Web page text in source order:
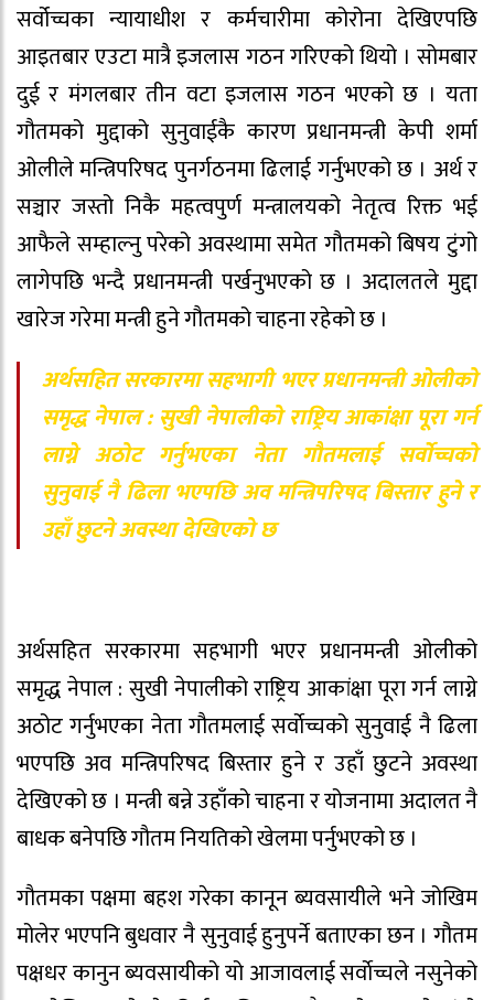
सर्वोच्चका न्यायाधीश र कर्मचारीमा कोरोना देखिएपछि
आइतबार एउटा मात्रै इजलास गठन गरिएको थियो । सोमबार
दुई र मंगलबार तीन वटा इजलास गठन भएको छ । यता
गौतमको मुद्दाको सुनुवाईकै कारण प्रधानमन्त्री केपी शर्मा
ओलीले मन्त्रिपरिषद पुनर्गठनमा ढिलाई गर्नुभएको छ । अर्थ र
सञ्चार जस्तो निकै महत्वपुर्ण मन्त्रालयको नेतृत्व रिक्त भई
आफैले सम्हाल्नु परेको अवस्थामा समेत गौतमको बिषय टुंगो
लागेपछि भन्दै प्रधानमन्त्री पर्खनुभएको छ । अदालतले मुद्दा
खारेज गरेमा मन्त्री हुने गौतमको चाहना रहेको छ ।
अर्थसहित सरकारमा सहभागी भएर प्रधानमन्त्री ओलीको
समृद्ध नेपाल : सुखी नेपालीको राष्ट्रिय आकांक्षा पूरा गर्न
लाग्ने अठोट गर्नुभएका नेता गौतमलाई सर्वाेच्चको
सुनुवाई नै ढिला भएपछि अव मन्त्रिपरिषद बिस्तार हुने र
उहाँ छुटने अवस्था देखिएको छ
अर्थसहित सरकारमा सहभागी भएर प्रधानमन्त्री ओलीको
समृद्ध नेपाल : सुखी नेपालीको राष्ट्रिय आकांक्षा पूरा गर्न लाग्ने
अठोट गर्नुभएका नेता गौतमलाई सर्वाेच्चको सुनुवाई नै ढिला
भएपछि अव मन्त्रिपरिषद बिस्तार हुने र उहाँ छुटने अवस्था
देखिएको छ । मन्त्री बन्ने उहाँको चाहना र योजनामा अदालत नै
बाधक बनेपछि गौतम नियतिको खेलमा पर्नुभएको छ ।
गौतमका पक्षमा बहश गरेका कानून ब्यवसायीले भने जोखिम
मोलेर भएपनि बुधवार नै सुनुवाई हुनुपर्ने बताएका छन । गौतम
पक्षधर कानुन ब्यवसायीको यो आजावलाई सर्वाेच्चले नसुनेको